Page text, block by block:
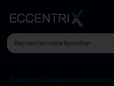
Eccentrix Catalogue de formations